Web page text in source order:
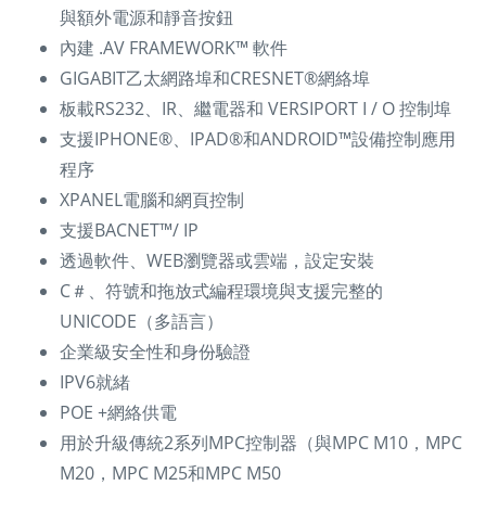
與額外電源和靜音按鈕
內建 .AV FRAMEWORK™ 軟件
GIGABIT乙太網路埠和CRESNET®網絡埠
板載RS232、IR、繼電器和 VERSIPORT I / O 控制埠
支援IPHONE®、IPAD®和ANDROID™設備控制應用
程序
XPANEL電腦和網頁控制
支援BACNET™/ IP
透過軟件、WEB瀏覽器或雲端，設定安裝
C＃、符號和拖放式編程環境與支援完整的
UNICODE（多語言）
企業級安全性和身份驗證
IPV6就緒
POE +網絡供電
用於升級傳統2系列MPC控制器（與MPC M10，MPC
M20，MPC M25和MPC M50